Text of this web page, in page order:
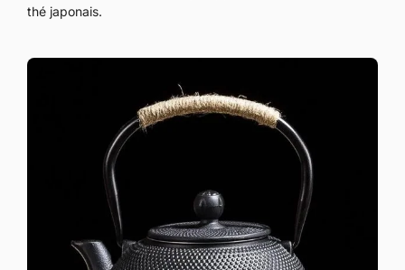
thé japonais.